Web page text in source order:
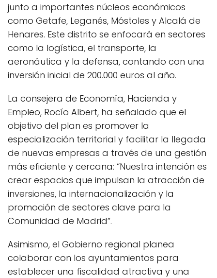
junto a importantes núcleos económicos
como Getafe, Leganés, Móstoles y Alcalá de
Henares. Este distrito se enfocará en sectores
como la logística, el transporte, la
aeronáutica y la defensa, contando con una
inversión inicial de 200.000 euros al año.
La consejera de Economía, Hacienda y
Empleo, Rocío Albert, ha señalado que el
objetivo del plan es promover la
especialización territorial y facilitar la llegada
de nuevas empresas a través de una gestión
más eficiente y cercana: “Nuestra intención es
crear espacios que impulsan la atracción de
inversiones, la internacionalización y la
promoción de sectores clave para la
Comunidad de Madrid”.
Asimismo, el Gobierno regional planea
colaborar con los ayuntamientos para
establecer una fiscalidad atractiva y una